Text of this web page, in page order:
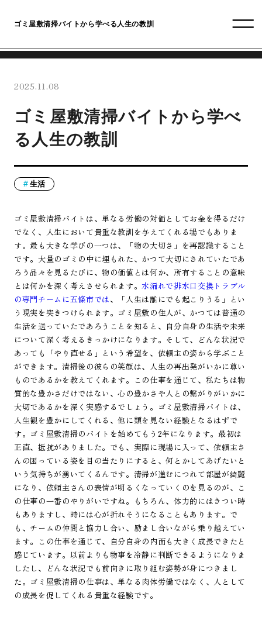
ゴミ屋敷清掃バイトから学べる人生の教訓
2025.11.08
ゴミ屋敷清掃バイトから学べ
る人生の教訓
生活
ゴミ屋敷清掃バイトは、単なる労働の対価としてお金を得るだけ
でなく、人生において貴重な教訓を与えてくれる場でもありま
す。最も大きな学びの一つは、「物の大切さ」を再認識すること
です。大量のゴミの中に埋もれた、かつて大切にされていたであ
ろう品々を見るたびに、物の価値とは何か、所有することの意味
とは何かを深く考えさせられます。 水漏れで排水口交換トラブル
の専門チームに五條市では、「人生は誰にでも起こりうる」とい
う現実を突きつけられます。ゴミ屋敷の住人が、かつては普通の
生活を送っていたであろうことを知ると、自分自身の生活や未来
について深く考えるきっかけになります。そして、どんな状況で
あっても「やり直せる」という希望を、依頼主の姿から学ぶこと
ができます。清掃後の彼らの笑顔は、人生の再出発がいかに尊い
ものであるかを教えてくれます。この仕事を通じて、私たちは物
質的な豊かさだけではない、心の豊かさや人との繋がりがいかに
大切であるかを深く実感するでしょう。ゴミ屋敷清掃バイトは、
人生観を豊かにしてくれる、他に類を見ない経験となるはずで
す。ゴミ屋敷清掃のバイトを始めてもう2年になります。最初は
正直、抵抗がありました。でも、実際に現場に入って、依頼主さ
んの困っている姿を目の当たりにすると、何とかしてあげたいと
いう気持ちが湧いてくるんです。清掃が進むにつれて部屋が綺麗
になり、依頼主さんの表情が明るくなっていくのを見るのが、こ
の仕事の一番のやりがいですね。もちろん、体力的にはきつい時
もありますし、時には心が折れそうになることもあります。で
も、チームの仲間と協力し合い、励まし合いながら乗り越えてい
ます。この仕事を通じて、自分自身の内面も大きく成長できたと
感じています。以前よりも物事を冷静に判断できるようになりま
したし、どんな状況でも前向きに取り組む姿勢が身につきまし
た。ゴミ屋敷清掃の仕事は、単なる肉体労働ではなく、人として
の成長を促してくれる貴重な経験です。